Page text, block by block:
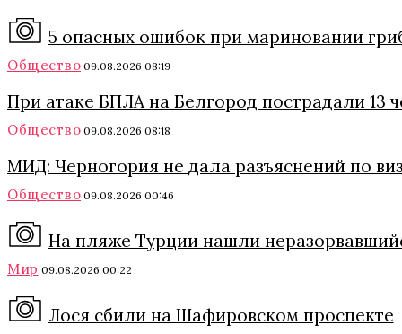
5 опасных ошибок при мариновании
Общество 09.08.2026 08:19
При атаке БПЛА на Белгород пострадали 13
Общество 09.08.2026 08:18
МИД: Черногория не дала разъяснений по
Общество 09.08.2026 00:46
На пляже Турции нашли
Мир 09.08.2026 00:22
Лося сбили на Шафировском проспекте